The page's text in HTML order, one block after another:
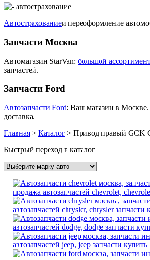
Автострахованиеи переоформление
Запчасти Москва
Автомагазин StarVan: большой ассортимент
запчастей.
Запчасти Ford
Автозапчасти Ford: Ваш магазин в Москве.
доставка.
Главная > Каталог > Привод правый GCK
Быстрый переход в каталог